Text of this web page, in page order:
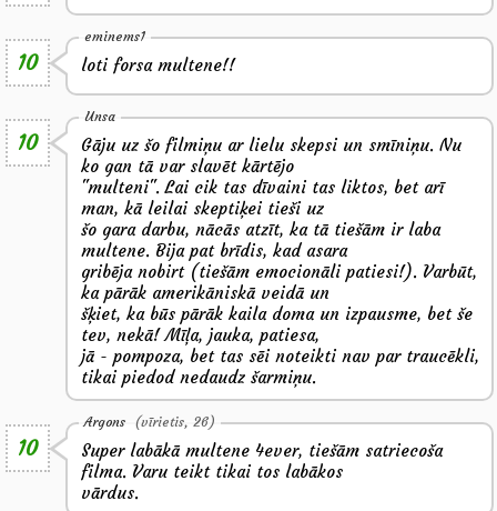
10
eminems1
loti forsa multene!!
10
Unsa
Gāju uz šo filmiņu ar lielu skepsi un smīniņu. Nu
ko gan tā var slavēt kārtējo
"multeni". Lai cik tas dīvaini tas liktos, bet arī
man, kā leilai skeptiķei tieši uz
šo gara darbu, nācās atzīt, ka tā tiešām ir laba
multene. Bija pat brīdis, kad asara
gribēja nobirt (tiešām emocionāli patiesi!). Varbūt,
ka pārāk amerikāniskā veidā un
šķiet, ka būs pārāk kaila doma un izpausme, bet še
tev, nekā! Mīļa, jauka, patiesa,
jā - pompoza, bet tas sēi noteikti nav par traucēkli,
tikai piedod nedaudz šarmiņu.
10
Argons (vīrietis, 26)
Super labākā multene 4ever, tiešām satriecoša
filma. Varu teikt tikai tos labākos
vārdus.